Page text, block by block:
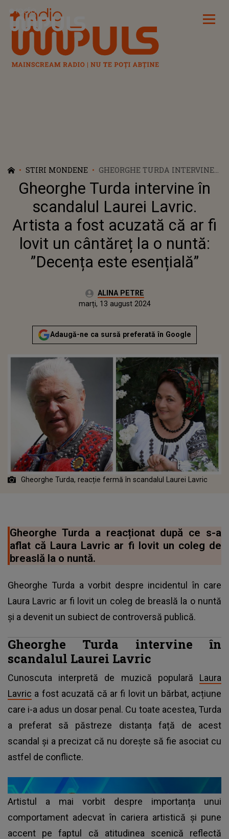
Radio Impuls
STIRI MONDENE
GHEORGHE TURDA INTERVINE
ÎN SCANDALUL LAUREI LAVRIC.
ARTISTA A FOST ACUZATĂ CĂ
AR FI LOVIT UN CÂNTĂREȚ LA O
NUNTĂ: ”DECENȚA ESTE
ESENȚIALĂ”
Gheorghe Turda intervine în
scandalul Laurei Lavric.
Artista a fost acuzată că ar fi
lovit un cântăreț la o nuntă:
”Decența este esențială”
Autor:ALINA PETRE
marți, 13 august 2024Actualizat:
marți, 13 august 2024
Adaugă-ne ca sursă preferată în Google
Gheorghe Turda, reacție fermă în scandalul Laurei Lavric
Gheorghe Turda a reacționat după ce s-a
aflat că Laura Lavric ar fi lovit un coleg de
breaslă la o nuntă.
Gheorghe Turda a vorbit despre incidentul în care
Laura Lavric ar fi lovit un coleg de breaslă la o nuntă
și a devenit un subiect de controversă publică.
Gheorghe Turda intervine în
scandalul Laurei Lavric
Cunoscuta interpretă de muzică populară Laura
Lavric a fost acuzată că ar fi lovit un bărbat, acțiune
care i-a adus un dosar penal. Cu toate acestea, Turda
a preferat să păstreze distanța față de acest
scandal și a precizat că nu dorește să fie asociat cu
astfel de conflicte.
Artistul a mai vorbit despre importanța unui
comportament adecvat în cariera artistică și pune
accent pe faptul că atitudinea scenică reflectă